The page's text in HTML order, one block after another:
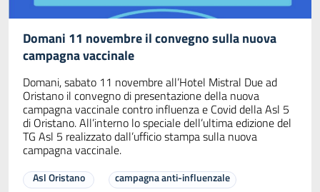
Domani 11 novembre il convegno sulla nuova
campagna vaccinale
Domani, sabato 11 novembre all’Hotel Mistral Due ad
Oristano il convegno di presentazione della nuova
campagna vaccinale contro influenza e Covid della Asl 5
di Oristano. All’interno lo speciale dell’ultima edizione del
TG Asl 5 realizzato dall’ufficio stampa sulla nuova
campagna vaccinale.
Asl Oristano
campagna anti-influenzale